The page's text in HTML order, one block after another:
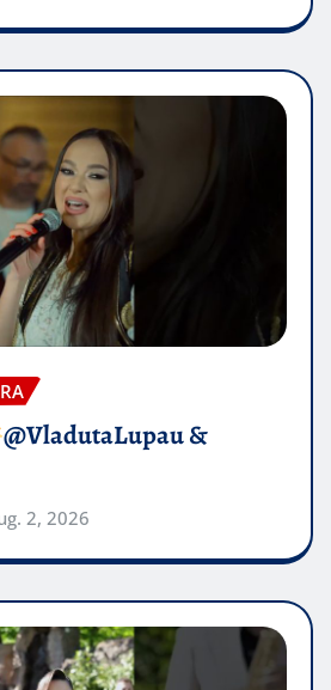
@VladutaLupau &
2, 2026